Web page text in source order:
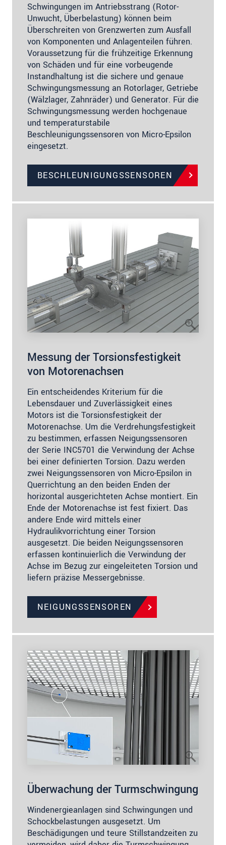
Schwingungen im Antriebsstrang (Rotor-
Unwucht, Überbelastung) können beim
Überschreiten von Grenzwerten zum Ausfall
von Komponenten und Anlagenteilen führen.
Voraussetzung für die frühzeitige Erkennung
von Schäden und für eine vorbeugende
Instandhaltung ist die sichere und genaue
Schwingungsmessung an Rotorlager, Getriebe
(Wälzlager, Zahnräder) und Generator. Für die
Schwingungsmessung werden hochgenaue
und temperaturstabile
Beschleunigungssensoren von Micro-Epsilon
eingesetzt.
BESCHLEUNIGUNGSSENSOREN
Messung der Torsionsfestigkeit
von Motorenachsen
Ein entscheidendes Kriterium für die
Lebensdauer und Zuverlässigkeit eines
Motors ist die Torsionsfestigkeit der
Motorenachse. Um die Verdrehungsfestigkeit
zu bestimmen, erfassen Neigungssensoren
der Serie INC5701 die Verwindung der Achse
bei einer definierten Torsion. Dazu werden
zwei Neigungssensoren von Micro-Epsilon in
Querrichtung an den beiden Enden der
horizontal ausgerichteten Achse montiert. Ein
Ende der Motorenachse ist fest fixiert. Das
andere Ende wird mittels einer
Hydraulikvorrichtung einer Torsion
ausgesetzt. Die beiden Neigungssensoren
erfassen kontinuierlich die Verwindung der
Achse im Bezug zur eingeleiteten Torsion und
liefern präzise Messergebnisse.
NEIGUNGSSENSOREN
Überwachung der Turmschwingung
Windenergieanlagen sind Schwingungen und
Schockbelastungen ausgesetzt. Um
Beschädigungen und teure Stillstandzeiten zu